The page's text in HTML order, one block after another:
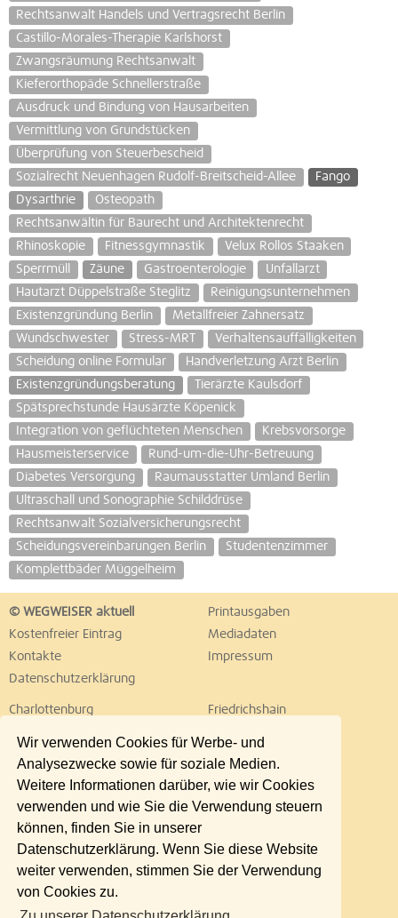
Wir verwenden Cookies für Werbe- und
Analysezwecke sowie für soziale Medien.
Weitere Informationen darüber, wie wir Cookies
verwenden und wie Sie die Verwendung steuern
können, finden Sie in unserer
Datenschutzerklärung. Wenn Sie diese Website
weiter verwenden, stimmen Sie der Verwendung
von Cookies zu.
Rechtsanwalt Handels und Vertragsrecht Berlin
Castillo-Morales-Therapie Karlshorst
Zwangsräumung Rechtsanwalt
Kieferorthopäde Schnellerstraße
Ausdruck und Bindung von Hausarbeiten
Vermittlung von Grundstücken
Überprüfung von Steuerbescheid
Sozialrecht Neuenhagen Rudolf-Breitscheid-Allee
Fango
Dysarthrie
Osteopath
Rechtsanwältin für Baurecht und Architektenrecht
Rhinoskopie
Fitnessgymnastik
Velux Rollos Staaken
Sperrmüll
Zäune Gastroenterologie
Unfallarzt
Hautarzt Düppelstraße Steglitz
Reinigungsunternehmen
Existenzgründung Berlin
Metallfreier Zahnersatz
Wundschwester
Stress-MRT
Verhaltensauffälligkeiten
Scheidung online Formular
Handverletzung Arzt Berlin
Existenzgründungsberatung
Tierärzte Kaulsdorf
Spätsprechstunde Hausärzte Köpenick
Integration von geflüchteten Menschen
Krebsvorsorge
Hausmeisterservice
Rund-um-die-Uhr-Betreuung
Diabetes Versorgung
Raumausstatter Umland Berlin
Ultraschall und Sonographie Schilddrüse
Rechtsanwalt Sozialversicherungsrecht
Scheidungsvereinbarungen Berlin
Studentenzimmer
Komplettbäder Müggelheim
© WEGWEISER aktuell
Printausgaben
Kostenfreier Eintrag
Mediadaten
Kontakte
Impressum
Datenschutzerklärung
Charlottenburg
Friedrichshain
Lichtenberg
Marzahn
Neukölln
Pankow
Reinickendorf
Schöneberg
Spandau
Steglitz
Tempelhof
Treptow
Umland Ost